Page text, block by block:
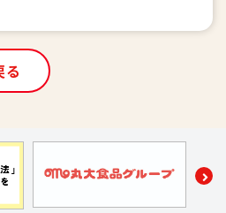
る